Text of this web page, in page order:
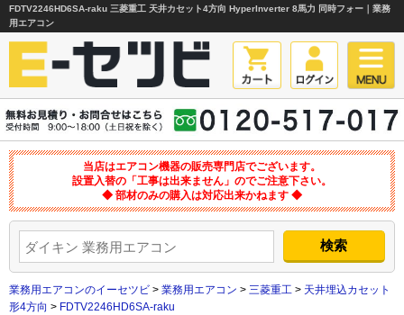
FDTV2246HD6SA-raku 三菱重工 天井カセット4方向 HyperInverter 8馬力 同時フォー｜業務
用エアコン
当店はエアコン機器の販売専門店でございます。
設置入替の「工事は出来ません」のでご注意下さい。
◆ 部材のみの購入は対応出来かねます ◆
業務用エアコンのイーセツビ > 業務用エアコン > 三菱重工 > 天井埋込カセット
形4方向 > FDTV2246HD6SA-raku